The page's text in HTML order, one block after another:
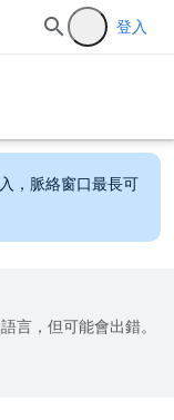
登入
，脈絡窗口最長可
言，但可能會出錯。